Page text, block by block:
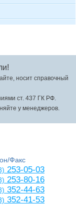
носит справочный
ст. 437 ГК РФ.
у менеджеров.
Факс
253-05-03
253-80-16
352-44-63
352-41-53